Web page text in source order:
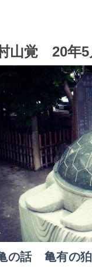
山覚 20年5
の話 亀有の